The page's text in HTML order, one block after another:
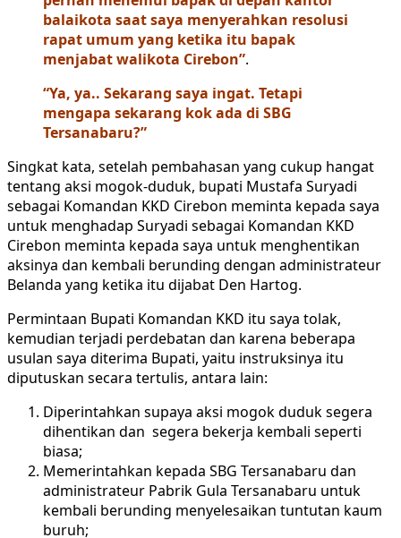
balaikota saat saya menyerahkan resolusi
rapat umum yang ketika itu bapak
menjabat walikota Cirebon”.
“Ya, ya.. Sekarang saya ingat. Tetapi
mengapa sekarang kok ada di SBG
Tersanabaru?”
Singkat kata, setelah pembahasan yang cukup hangat
tentang aksi mogok-duduk, bupati Mustafa Suryadi
sebagai Komandan KKD Cirebon meminta kepada saya
untuk menghadap Suryadi sebagai Komandan KKD
Cirebon meminta kepada saya untuk menghentikan
aksinya dan kembali berunding dengan administrateur
Belanda yang ketika itu dijabat Den Hartog.
Permintaan Bupati Komandan KKD itu saya tolak,
kemudian terjadi perdebatan dan karena beberapa
usulan saya diterima Bupati, yaitu instruksinya itu
diputuskan secara tertulis, antara lain:
Diperintahkan supaya aksi mogok duduk segera
dihentikan dan segera bekerja kembali seperti
biasa;
Memerintahkan kepada SBG Tersanabaru dan
administrateur Pabrik Gula Tersanabaru untuk
kembali berunding menyelesaikan tuntutan kaum
buruh;